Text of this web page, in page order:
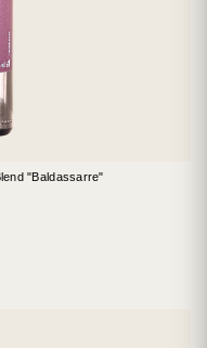
"Baldassarre"